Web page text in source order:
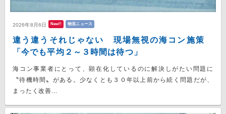
2026年8月6日 New!! 物流ニュース
違う違うそれじゃない 現場無視の海コン施策
「今でも平均２～３時間は待つ」
海コン事業者にとって、顕在化しているのに解決しがたい問題に
〝待機時間〟がある。少なくとも３０年以上前から続く問題だが、
まったく改善...